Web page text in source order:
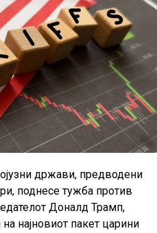
предизвикува фактот што
граѓани сметаат
целосно да ја надоместат
инфлацијата. Според
се задржат,
продолжат да штедат
би го забавило
држави, предводени
поднесе тужба против
Доналд Трамп,
на најновиот пакет царини